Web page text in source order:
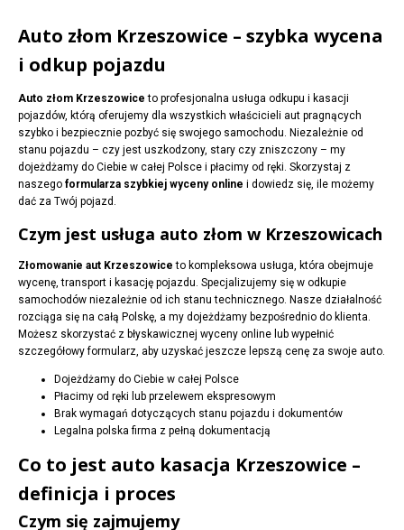
Auto złom Krzeszowice – szybka wycena
i odkup pojazdu
Auto złom Krzeszowice to profesjonalna usługa odkupu i kasacji
pojazdów, którą oferujemy dla wszystkich właścicieli aut pragnących
szybko i bezpiecznie pozbyć się swojego samochodu. Niezależnie od
stanu pojazdu – czy jest uszkodzony, stary czy zniszczony – my
dojeżdżamy do Ciebie w całej Polsce i płacimy od ręki. Skorzystaj z
naszego formularza szybkiej wyceny online i dowiedz się, ile możemy
dać za Twój pojazd.
Czym jest usługa auto złom w Krzeszowicach
Złomowanie aut Krzeszowice to kompleksowa usługa, która obejmuje
wycenę, transport i kasację pojazdu. Specjalizujemy się w odkupie
samochodów niezależnie od ich stanu technicznego. Nasze działalność
rozciąga się na całą Polskę, a my dojeżdżamy bezpośrednio do klienta.
Możesz skorzystać z błyskawicznej wyceny online lub wypełnić
szczegółowy formularz, aby uzyskać jeszcze lepszą cenę za swoje auto.
Dojeżdżamy do Ciebie w całej Polsce
Płacimy od ręki lub przelewem ekspresowym
Brak wymagań dotyczących stanu pojazdu i dokumentów
Legalna polska firma z pełną dokumentacją
Co to jest auto kasacja Krzeszowice –
definicja i proces
Czym się zajmujemy